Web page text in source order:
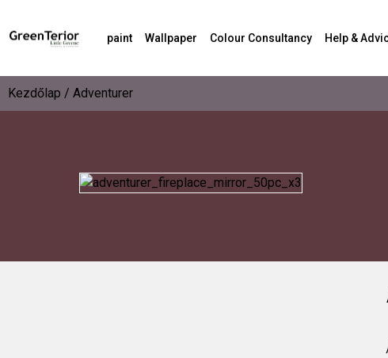
paint Wallpaper Colour Consultancy Help &
Kezdőlap / Adventurer